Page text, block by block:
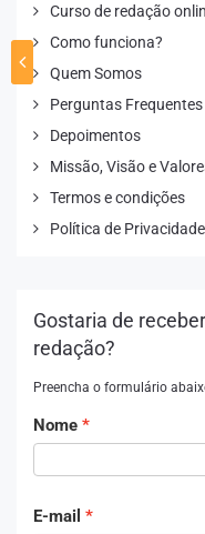
Curso de redação
Como funciona?
Quem Somos
Perguntas Frequentes
Depoimentos
Missão, Visão e
Termos e condições
Política de Privacidade
Gostaria de
redação?
Preencha o formulário
Nome
E-mail